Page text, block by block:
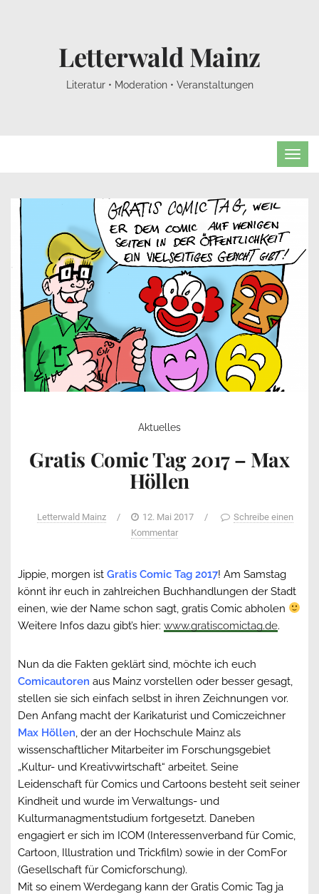
Letterwald Mainz
Literatur • Moderation • Veranstaltungen
Aktuelles
Gratis Comic Tag 2017 – Max
Höllen
Letterwald Mainz / 12. Mai 2017 /
Schreibe einen
Kommentar
Jippie, morgen ist Gratis Comic Tag 2017! Am Samstag
könnt ihr euch in zahlreichen Buchhandlungen der Stadt
einen, wie der Name schon sagt, gratis Comic abholen
Weitere Infos dazu gibt’s hier: www.gratiscomictag.de.
Nun da die Fakten geklärt sind, möchte ich euch
Comicautoren aus Mainz vorstellen oder besser gesagt,
stellen sie sich einfach selbst in ihren Zeichnungen vor.
Den Anfang macht der Karikaturist und Comiczeichner
Max Höllen, der an der Hochschule Mainz als
wissenschaftlicher Mitarbeiter im Forschungsgebiet
„Kultur- und Kreativwirtschaft“ arbeitet. Seine
Leidenschaft für Comics und Cartoons besteht seit seiner
Kindheit und wurde im Verwaltungs- und
Kulturmanagmentstudium fortgesetzt. Daneben
engagiert er sich im ICOM (Interessenverband für Comic,
Cartoon, Illustration und Trickfilm) sowie in der ComFor
(Gesellschaft für Comicforschung).
Mit so einem Werdegang kann der Gratis Comic Tag ja